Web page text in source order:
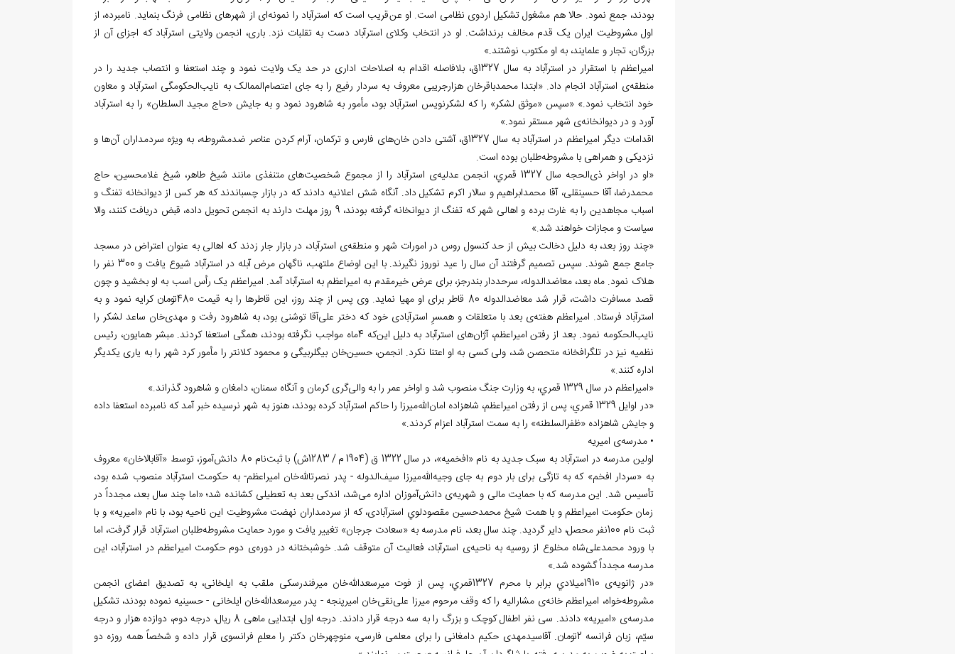
بودند، جمع نمود. حالا هم مشغول تشکیل اردوی نظامی است. او عنقریب است که استرآباد را نمونهای از شهرهای نظامی فرنگ بنماید. نامبرده، از
اول مشروطیت ایران یک قدم مخالف برنداشت. او در انتخاب وکلای استرآباد دست به تقلبات نزد. باری، انجمن ولایتی استرآباد که اجزای آن از
بزرگان، تجار و علمایند، به او مکتوب نوشتند.»
امیراعظم با استقرار در استرآباد به سال 1327ق، بلافاصله اقدام به اصلاحات اداری در حد یک ولایت نمود و چند استعفا و انتصاب جدید را در
منطقهی استرآباد انجام داد. «ابتدا محمدباقرخان هزارجریبی معروف به سردار رفیع را به جای اعتصامالممالک به نایب‏‌الحکومگی استرآباد و معاون
خود انتخاب نمود.» «سپس «موثق لشکر» را که لشکرنویس استرآباد بود، مأمور به شاهرود نمود و به جایش «حاج مجید السلطان» را به استرآباد
آورد و در دیوانخانهی شهر مستقر نمود.»
اقدامات دیگر امیراعظم در استرآباد به سال 1327ق، آشتی دادن خان
های فارس و ترکمان، آرام کردن عناصر ضدمشروطه، به ویژه سردمداران آنها و
نزدیکی و همراهی با مشروطهطلبان بوده است.
«او در اواخر ذیالحجه سال ی استرآباد را از مجموع شخصیتهای متنفذی مانند شیخ طاهر، شیخ غلامحسین، حاج
محمدرضا، آقا حسینقلی، آقا محمدابراهیم و سالار اکرم تشکیل داد. آن‏گاه شش اعلانیه دادند كه در بازار چسباندند که هر کس از دیوانخانه تفنگ و
اسباب مجاهدین را به غارت برده و اهالی شهر که تفنگ از دیوانخانه گرفته بودند، 9 روز مهلت دارند به انجمن تحویل داده، قبض دریافت کنند، والا
سیاست و مجازات خواهند شد.»
«چند روز بعد، به دلیل دخالت بیش از حد کنسول روس در امورات شهر و منطقهی استرآباد، در بازار جار زدند که اهالی به عنوان اعتراض در مسجد
جامع جمع شوند. سپس تصمیم گرفتند آن سال را عید نوروز نگیرند. با این اوضاع ملتهب، ناگهان مرض آبله در استرآباد شیوع یافت و 300 نفر را
هلاک نمود. ماه بعد، معاضدالدوله، سرحددار بندرجز، برای عرض خیرمقدم به امیراعظم به استرآباد آمد. امیراعظم یک رأس اسب به او بخشید و چون
قصد مسافرت داشت، قرار شد معاضدالدوله 80 قاطر برای او مهيا نمايد. وی پس از چند روز، این قاطرها را به قیمت 480تومان کرایه نمود و به
استرآباد فرستاد. امیراعظم هفتهی بعد با متعلقات و همسرِ استرآبادی خود که دختر علیآقا توشنی بود، به شاهرود رفت و مهدیخان ساعد لشکر را
نایبالحکومه نمود. بعد از رفتن امیراعظم، آژانهای استرآباد به دلیل این
که 4ماه مواجب نگرفته بودند، همگی استعفا کردند. مبشر همایون، رئیس
نظمیه نیز در تلگرافخانه متحصن شد، ولی کسی به او اعتنا نکرد. انجمن، حسینخان بیگلربیگی و محمود کلانتر را مأمور کرد شهر را به یاری یکدیگر
اداره کنند.»
«امیراعظم در سال 1329 قمري، به وزارت جنگ منصوب شد و اواخر عمر را به والی
گری کرمان و آن‏گاه سمنان، دامغان و شاهرود گذراند.»
«در اوایل 1329 قمري، پس از رفتن امیراعظم، شاهزاده امان
اللهمیرزا را حاکم استرآباد کرده بودند، هنوز به شهر نرسیده خبر آمد که نامبرده استعفا داده
و جایش شاهزاده «ظفرالسلطنه» را به سمت استرآباد اعزام کردند.»
• مدرسهی امیریه
اولین مدرسه در استرآباد به سبک جدید به نام «افخمیه»، در سال 1322 ق (1904
م/1283ش) با ثبت نام 80 دانش
آموز، توسط «آقابالاخان» معروف
به «سردار افخم» که به تازگی برای بار دوم به جای وجیه‌‏اللهمیرزا سیفالدوله - پدر نصرت‏الله‏خان امیراعظم- به حکومت استرآباد منصوب شده بود،
تأسیس شد. این مدرسه که با حمایت مالی و شهریهی دانشآموزان اداره میشد، اندکی بعد به تعطیلی کشانده شد؛ «اما چند سال بعد، مجدداً در
زمان حکومت امیراعظم و با همت شیخ محمدحسین مقصودلوي استرآبادی، که از سردمداران نهضت مشروطیت این ناحیه بود، با نام «امیریه» و با
ثبت نام 100نفر محصل، داير گرديد. چند سال بعد، نام مدرسه به «سعادت جرجان» تغییر یافت و مورد حمایت مشروطه
طلبان استرآباد قرار گرفت، اما
با ورود محمدعلیشاه مخلوع از روسیه به ناحیهی استرآباد، فعالیت آن متوقف شد. خوشبختانه در دورهی دوم حکومت امیراعظم در استرآباد، این
مدرسه مجدداً گشوده شد.»
«در ژانویهی 1910ميلادي برابر با محرم 1327قمري، پس از فوت میرسعدالله
خان میرفندرسکی ملقب به ایلخانی، به تصدیق اعضای انجمن
مشروطهخواه، امیراعظم خانهی مشارالیه را که وقف مرحوم میرزا علینقیخان امیرپنجه - پدر میرسعداللهخان ایلخانی - حسینیه نموده بودند، تشکیل
مدرسهی «امیریه» دادند. سی نفر اطفال کوچک و بزرگ را به سه درجه قرار دادند. درجه اول، ابتدایی ماهی 8 ریال، درجه
دوم، دوازده هزار و درجه
سيّم، زبان فرانسه 2تومان. آقاسیدمهدی حکیم دامغانی را برای معلمی فارسی، منوچهرخان دکتر را معلمِ فرانسوی قرار داده و شخصاً همه روزه دو